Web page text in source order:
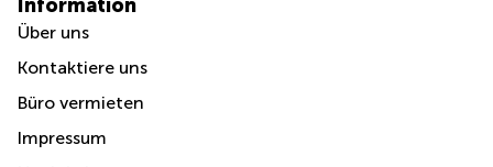
Information
Über uns
Kontaktiere uns
Büro vermieten
Impressum